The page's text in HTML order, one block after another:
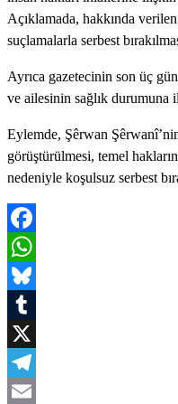
Açıklamada, hakkında
suçlamalarla serbest
Ayrıca gazetecinin son üç
ve ailesinin sağlık durumuna
Eylemde, Şêrwan
görüştürülmesi, temel
nedeniyle koşulsuz serbest
Facebook
WhatsApp
Bluesky
Tumblr
X
Telegram